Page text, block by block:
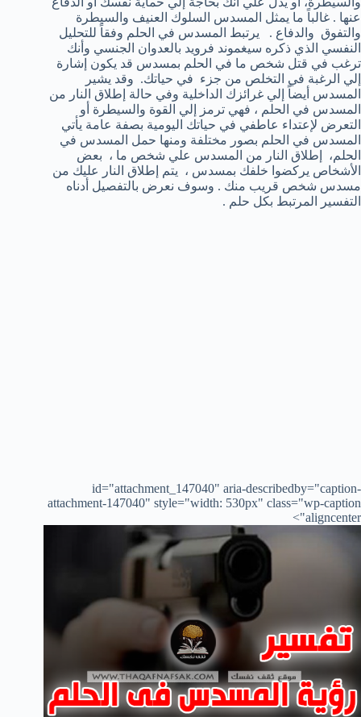
عنها . غالباً ما يمثل المسدس السلوك العنيف والسيطرة
والتفوق والدفاع . يرتبط المسدس في الحلم وفقاً للتحليل
النفسي الذي ذكره سيغموند فرويد بالعدوان الجنسي وأنك
ترغب في قتل شخص ما في الحلم بمسدس قد يكون إشارة
إلي الرغبة في التخلص من جزء في حياتك. وقد يشير
المسدس أيضاً إلي غرائزك الداخلية وفي حالة إطلاق النار من
المسدس في الحلم ، فهي ترمز إلي القوة والسيطرة أو
التعرض لإعتداء عاطفي في حياتك اليومية بصفة عامة يأتي
المسدس في الحلم بصور مختلفة ومنها حمل المسدس في
الحلم، إطلاق النار من المسدس علي شخص ما ، بعض
الأشخاص يركضوا خلفك بمسدس ، يتم إطلاق النار عليك من
مسدس شخص قريب منك . وسوف نعرض بالتفصيل أدناه
التفسير المرتبط بكل حلم .
id="attachment_147040" aria-describedby="caption-
attachment-147040" style="width: 530px" class="wp-caption
aligncenter">